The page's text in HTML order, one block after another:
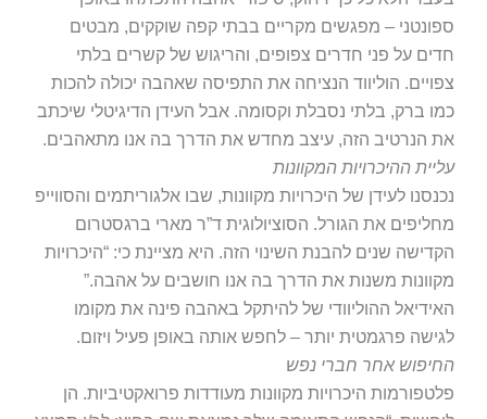
– מפגשים מקריים בבתי קפה שוקקים, מבטים
על פני חדרים צפופים, והריגוש של קשרים בלתי
הוליווד הנציחה את התפיסה שאהבה יכולה להכות
ברק, בלתי נסבלת וקסומה. אבל העידן הדיגיטלי שיכתב
הנרטיב הזה, עיצב מחדש את הדרך בה אנו מתאהבים.
ההיכרויות המקוונות
לעידן של היכרויות מקוונות, שבו אלגוריתמים והסווייפ
את הגורל. הסוציולוגית ד”ר מארי ברגסטרום
שנים להבנת השינוי הזה. היא מציינת כי: “היכרויות
משנות את הדרך בה אנו חושבים על אהבה.”
ההוליוודי של להיתקל באהבה פינה את מקומו
פרגמטית יותר – לחפש אותה באופן פעיל ויזום.
אחר חברי נפש
היכרויות מקוונות מעודדות פרואקטיביות. הן